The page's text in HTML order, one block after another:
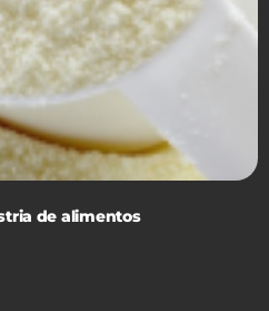
de alimentos